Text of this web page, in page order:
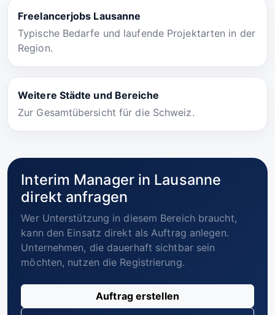
Freelancerjobs Lausanne
Typische Bedarfe und laufende Projektarten in der
Region.
Weitere Städte und Bereiche
Zur Gesamtübersicht für die Schweiz.
Interim Manager in Lausanne
direkt anfragen
Wer Unterstützung in diesem Bereich braucht,
kann den Einsatz direkt als Auftrag anlegen.
Unternehmen, die dauerhaft sichtbar sein
möchten, nutzen die Registrierung.
Auftrag erstellen